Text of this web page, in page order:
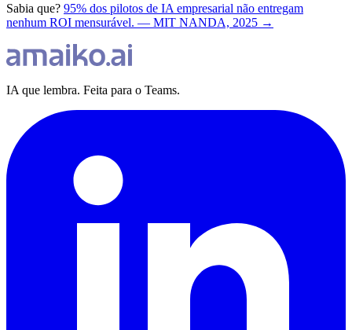
Sabia que? 95% dos pilotos de IA empresarial não entregam
nenhum ROI mensurável. — MIT NANDA, 2025 →
IA que lembra. Feita para o Teams.